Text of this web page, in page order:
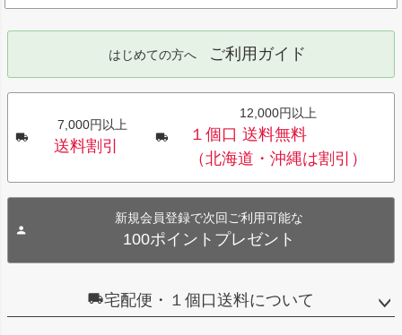
はじめての方へ ご利用ガイド
7,000円以上
送料割引
12,000円以上
１個口 送料無料
（北海道・沖縄は割引）
新規会員登録で次回ご利用可能な
100ポイントプレゼント
宅配便・１個口送料について